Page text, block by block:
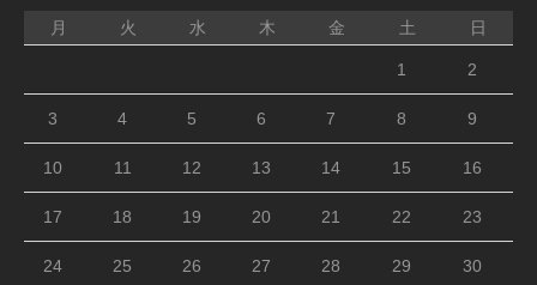
月 火 水 木 金 土 日
1 2
3 4 5 6 7 8 9
10 11 12 13 14 15 16
17 18 19 20 21 22 23
24 25 26 27 28 29 30